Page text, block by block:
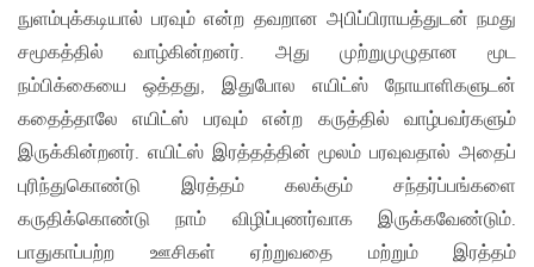
நுளம்புக்கடியால் பரவும் என்ற தவறான அபிப்பிராயத்துடன் நமது
சமூகத்தில் வாழ்கின்றனர். அது முற்றுமுழுதான மூட
நம்பிக்கையை ஒத்தது, இதுபோல எயிட்ஸ் நோயாளிகளுடன்
கதைத்தாலே எயிட்ஸ் பரவும் என்ற கருத்தில் வாழ்பவர்களும்
இருக்கின்றனர். எயிட்ஸ் இரத்தத்தின் மூலம் பரவுவதால் அதைப்
புரிந்துகொண்டு இரத்தம் கலக்கும் சந்தர்ப்பங்களை
கருதிக்கொண்டு நாம் விழிப்புணர்வாக இருக்கவேண்டும்.
பாதுகாப்பற்ற ஊசிகள் ஏற்றுவதை மற்றும் இரத்தம்